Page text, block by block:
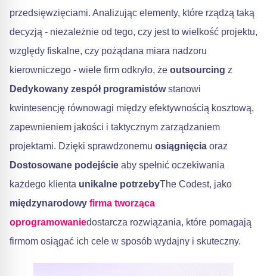
przedsięwzięciami. Analizując elementy, które rządzą taką
decyzją - niezależnie od tego, czy jest to wielkość projektu,
względy fiskalne, czy pożądana miara nadzoru
kierowniczego - wiele firm odkryło, że outsourcing z
Dedykowany zespół programistówstanowi
kwintesencję równowagi między efektywnością kosztową,
zapewnieniem jakości i taktycznym zarządzaniem
projektami. Dzięki sprawdzonemu osiągnięcia oraz
Dostosowane podejście aby spełnić oczekiwania
każdego klienta unikalne potrzebyThe Codest, jako
międzynarodowy firma tworząca
oprogramowaniedostarcza rozwiązania, które pomagają
firmom osiągać ich cele w sposób wydajny i skuteczny.